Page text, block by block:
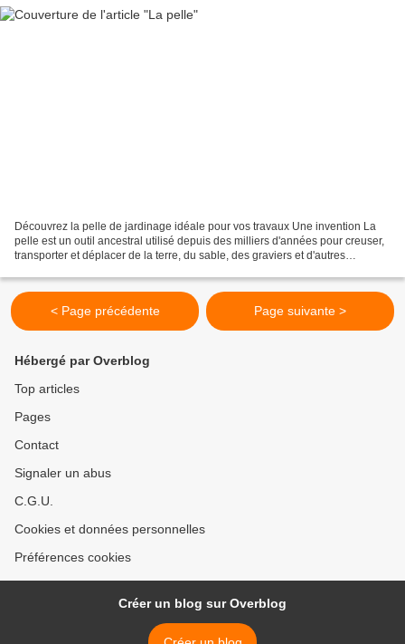
Découvrez la pelle de jardinage idéale pour vos travaux Une invention La
pelle est un outil ancestral utilisé depuis des milliers d'années pour creuser,
transporter et déplacer de la terre, du sable, des graviers et d'autres
< Page précédente Page suivante >
Hébergé par Overblog
Top articles
Pages
Contact
Signaler un abus
C.G.U.
Cookies et données personnelles
Préférences cookies
Créer un blog sur Overblog